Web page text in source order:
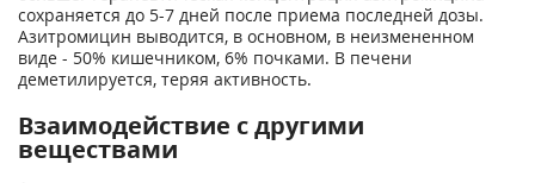
сохраняется до 5-7 дней после приема последней дозы.
Азитромицин выводится, в основном, в неизмененном
виде - 50% кишечником, 6% почками. В печени
деметилируется, теряя активность.
Взаимодействие с другими
веществами